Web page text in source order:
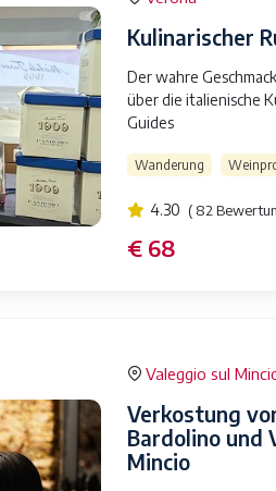
Kulinarischer
Der wahre
über die italienische
Guides
Wanderung
4.30 ( 82
€ 68
Valeggio sul
Verkostung
Bardolino und
Mincio